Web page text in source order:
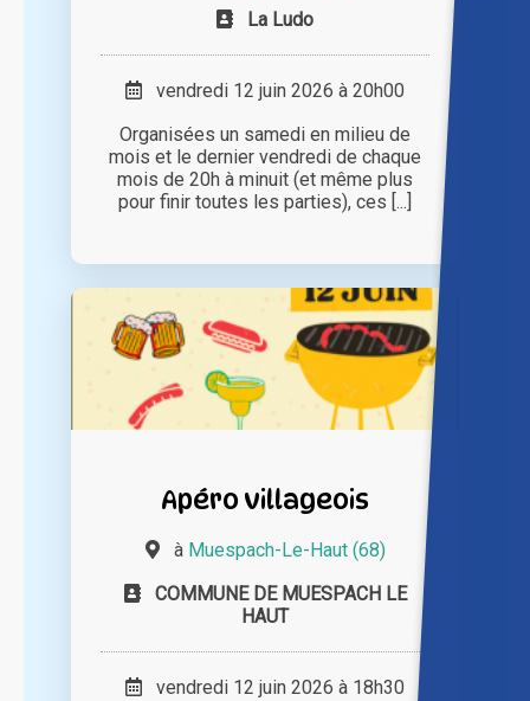
La Ludo
vendredi 12 juin 2026 à 20h00
Organisées un samedi en milieu de
mois et le dernier vendredi de chaque
mois de 20h à minuit (et même plus
pour finir toutes les parties), ces [...]
Apéro villageois
à Muespach-Le-Haut (68)
COMMUNE DE MUESPACH LE
HAUT
vendredi 12 juin 2026 à 18h30